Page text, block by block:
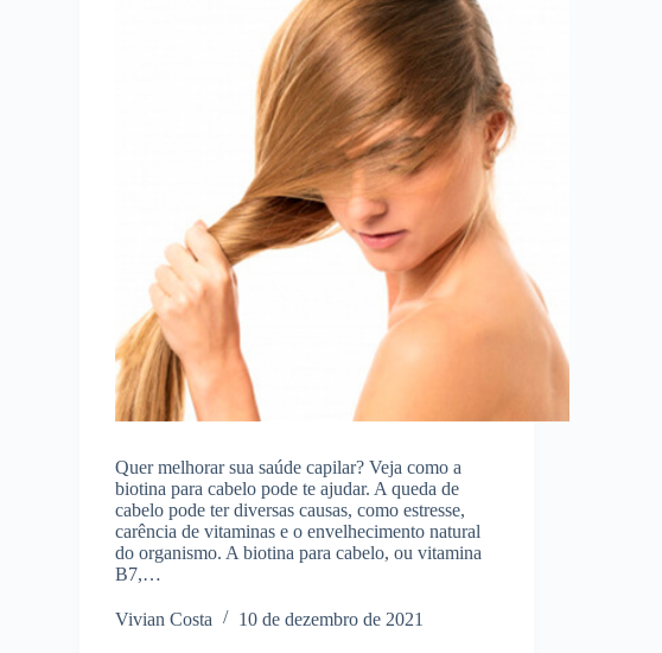
Quer melhorar sua saúde capilar? Veja como a
biotina para cabelo pode te ajudar. A queda de
cabelo pode ter diversas causas, como estresse,
carência de vitaminas e o envelhecimento natural
do organismo. A biotina para cabelo, ou vitamina
B7,…
Vivian Costa 10 de dezembro de 2021